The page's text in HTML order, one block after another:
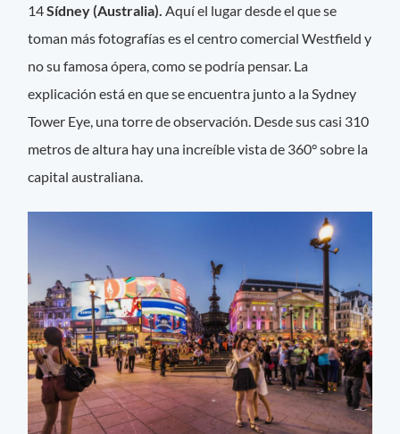
14Sídney (Australia).Aquí el lugar desde el que se
toman más fotografías es el centro comercial Westfield y
no su famosa ópera, como se podría pensar. La
explicación está en que se encuentra junto a la Sydney
Tower Eye, una torre de observación. Desde sus casi 310
metros de altura hay una increíble vista de 360° sobre la
capital australiana.